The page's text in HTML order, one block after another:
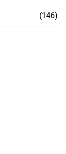
(146)